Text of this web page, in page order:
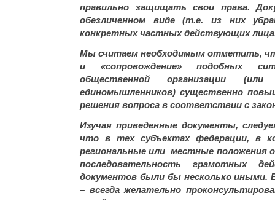
правильно защищать свои права.
обезличенном виде (т.е. из них
конкретных частных действующих
Мы считаем необходимым отметить,
и «сопровождение» подобных
общественной организации
единомышленников) существенно
решения вопроса в соответствии с
Изучая приведенные документы,
что в тех субъектах федерации, в
региональные или местные положения
последовательность грамотных
документов были бы несколько иными.
– всегда желательно